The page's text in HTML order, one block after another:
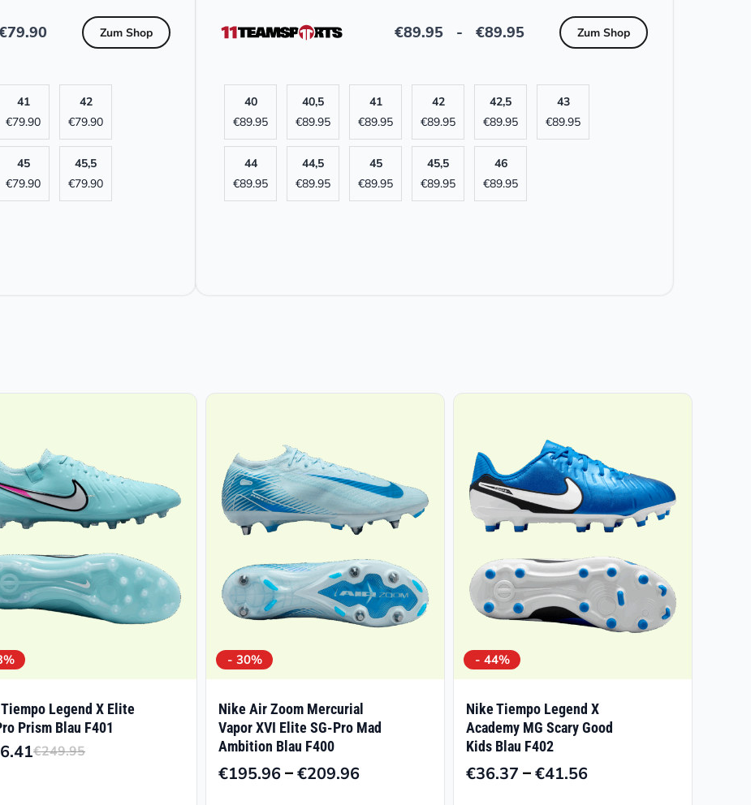
79.90 Zum Shop
41
€79.90
42
€79.90
45
€79.90
45,5
€79.90
€89.95 - €89.95 Zum Shop
40
€89.95
40,5
€89.95
41
€89.95
42
€89.95
42,5
€89.95
43
€89.95
44
€89.95
44,5
€89.95
45
€89.95
45,5
€89.95
46
€89.95
Legend X Elite
Prism Blau F401
€249.95
- 30%
Nike Air Zoom Mercurial
Vapor XVI Elite SG-Pro Mad
Ambition Blau F400
€195.96–€209.96Preisspanne:
- 44%
Nike Tiempo Legend X
Academy MG Scary Good
Kids Blau F402
€36.37 –€41.56Preisspanne: